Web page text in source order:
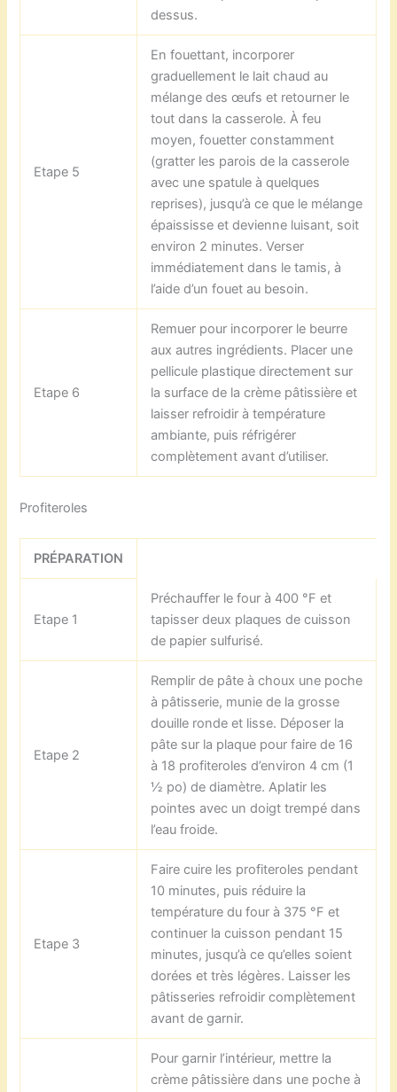
dessus.
Etape 5
En fouettant, incorporer
graduellement le lait chaud au
mélange des œufs et retourner le
tout dans la casserole. À feu
moyen, fouetter constamment
(gratter les parois de la casserole
avec une spatule à quelques
reprises), jusqu’à ce que le mélange
épaississe et devienne luisant, soit
environ 2 minutes. Verser
immédiatement dans le tamis, à
l’aide d’un fouet au besoin.
Etape 6
Remuer pour incorporer le beurre
aux autres ingrédients. Placer une
pellicule plastique directement sur
la surface de la crème pâtissière et
laisser refroidir à température
ambiante, puis réfrigérer
complètement avant d’utiliser.
Profiteroles
PRÉPARATION
Etape 1
Préchauffer le four à 400 °F et
tapisser deux plaques de cuisson
de papier sulfurisé.
Etape 2
Remplir de pâte à choux une poche
à pâtisserie, munie de la grosse
douille ronde et lisse. Déposer la
pâte sur la plaque pour faire de 16
à 18 profiteroles d’environ 4 cm (1
½ po) de diamètre. Aplatir les
pointes avec un doigt trempé dans
l’eau froide.
Etape 3
Faire cuire les profiteroles pendant
10 minutes, puis réduire la
température du four à 375 °F et
continuer la cuisson pendant 15
minutes, jusqu’à ce qu’elles soient
dorées et très légères. Laisser les
pâtisseries refroidir complètement
avant de garnir.
Pour garnir l’intérieur, mettre la
crème pâtissière dans une poche à